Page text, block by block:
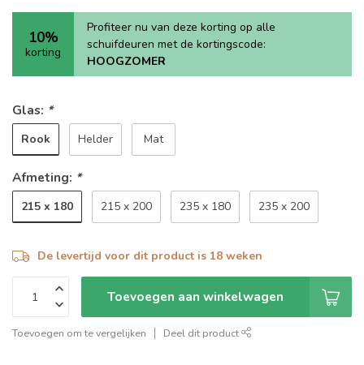
10%
korting
Profiteer nu van deze korting op alle
schuifdeuren met de kortingscode:
HOOGZOMER
Glas: *
Rook Helder Mat
Afmeting: *
215 x 180 215 x 200 235 x 180 235 x 200
De levertijd voor dit product is 18 weken
Toevoegen aan winkelwagen
Toevoegen om te vergelijken Deel dit product